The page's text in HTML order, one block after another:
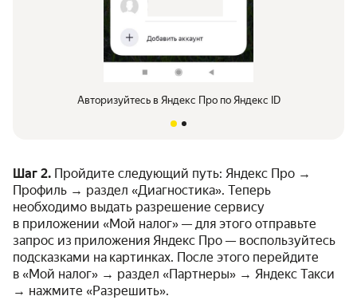
Авторизуйтесь в Яндекс Про по Яндекс ID
Шаг 2. Пройдите следующий путь: Яндекс Про →
Профиль → раздел «Диагностика». Теперь
необходимо выдать разрешение сервису
в приложении «Мой налог» — для этого отправьте
запрос из приложения Яндекс Про — воспользуйтесь
подсказками на картинках. После этого перейдите
в «Мой налог» → раздел «Партнеры» → Яндекс Такси
→ нажмите «Разрешить».